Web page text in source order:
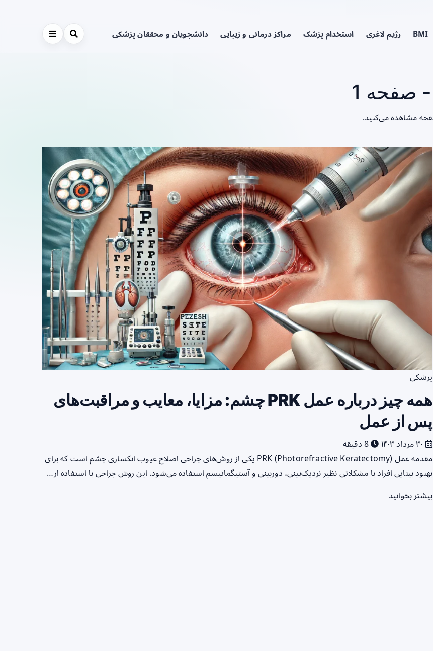
BMI رژیم لاغری استخدام پزشک مراکز درمانی و زیبایی دانشجویان و محققان پزشکی
پزشکی
همه چیز درباره عمل PRK چشم: مزایا، معایب و مراقبت‌های
پس از عمل
8 دقیقه
مقدمه عمل PRK (Photorefractive Keratectomy) یکی از روش‌های جراحی اصلاح عیوب انکساری چشم است که برای
بهبود بینایی افراد با مشکلاتی نظیر نزدیک‌بینی، دوربینی و آستیگماتیسم استفاده می‌شود. این روش جراحی با استفاده از…
بیشتر بخوانید